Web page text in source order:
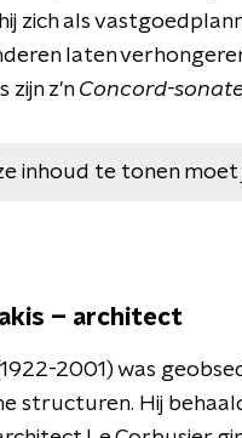
zich als
laten
zijn z'n Concord-
inhoud te tonen moet
– architect
(1922-2001) was
structuren. Hij